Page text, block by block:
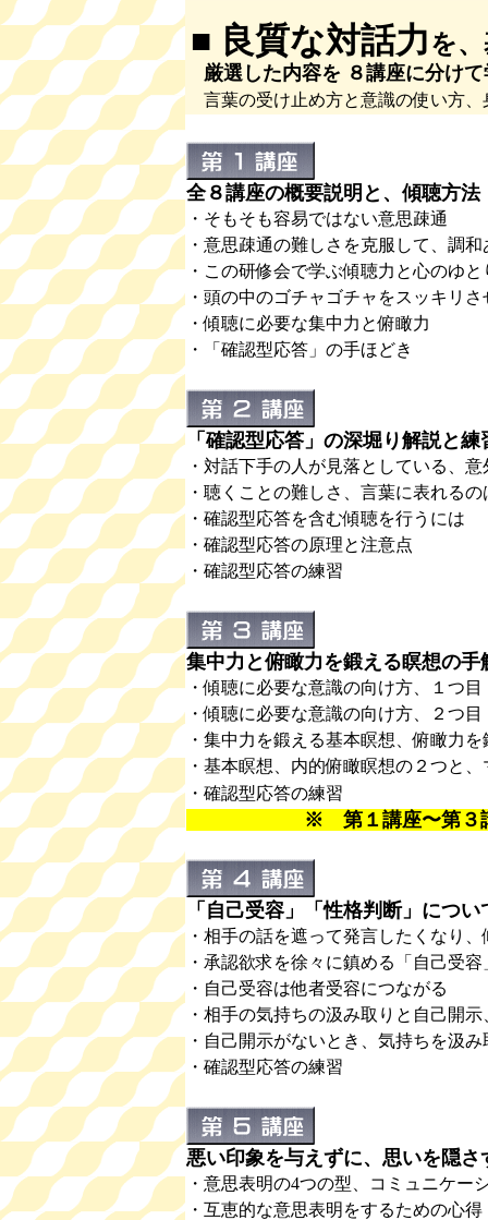
■ 良質な対話力を
厳選した内容を ８講座に分け
言葉の受け止め方と意識の使い方、
全８講座の概要説明と、傾聴方
・そもそも容易ではない意思疎通
・意思疎通の難しさを克服して、調
・この研修会で学ぶ傾聴力と心のゆと
・頭の中のゴチャゴチャをスッキリ
・傾聴に必要な集中力と俯瞰力
・「確認型応答」の手ほどき
「確認型応答」の深堀り解説と練
・対話下手の人が見落としている、
・聴くことの難しさ、言葉に表れる
・確認型応答を含む傾聴を行うには
・確認型応答の原理と注意点
・確認型応答の練習
集中力と俯瞰力を鍛える瞑想の
・傾聴に必要な意識の向け方、１つ目
・傾聴に必要な意識の向け方、２つ目
・集中力を鍛える基本瞑想、俯瞰力
・基本瞑想、内的俯瞰瞑想の２つと
・確認型応答の練習
※ 第１講座〜第３講座ま
「自己受容」「性格判断」につ
・相手の話を遮って発言したくなり
・承認欲求を徐々に鎮める「自己受容
・自己受容は他者受容につながる
・相手の気持ちの汲み取りと自己開
・自己開示がないとき、気持ちを汲
・確認型応答の練習
悪い印象を与えずに、思いを隠さ
・意思表明の4つの型、コミュニケー
・互恵的な意思表明をするための心得